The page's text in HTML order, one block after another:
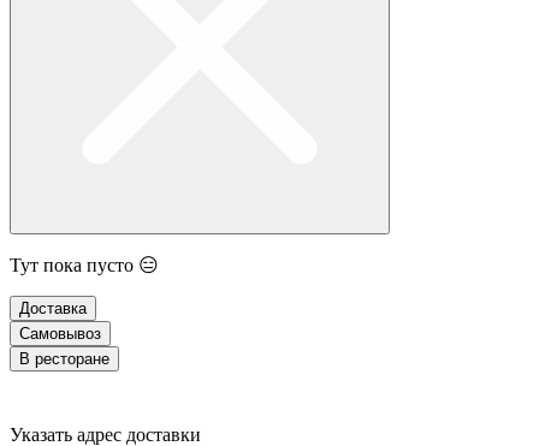
Тут пока пусто 😑
Доставка
Самовывоз
В ресторане
Указать адрес доставки